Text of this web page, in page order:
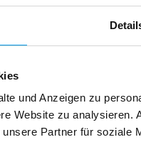
und Anzeigen zu
Website zu analysieren.
Partner für soziale